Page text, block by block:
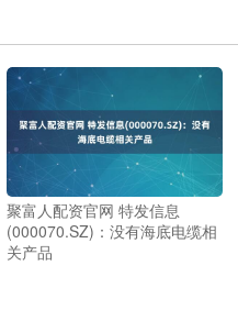
聚富人配资官网 特发信息
(000070.SZ)：没有海底电缆相
关产品